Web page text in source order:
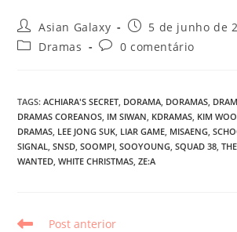
Autor
do
post:
Asian Galaxy
Post
publicado:
5 de junho de
Categoria
Dramas
Comentários
0 comentário
TAGS:ACHIARA'S SECRET DORAMA DORAMAS
DRAMAS COREANOS IM SIWAN KDRAMAS KIM
DRAMAS LEE JONG SUK LIAR GAME MISAENG
SIGNAL
SNSD SOOMPI SOOYOUNG SQUAD 38
WANTED WHITE CHRISTMAS ZE:A
Leia
Post anterior